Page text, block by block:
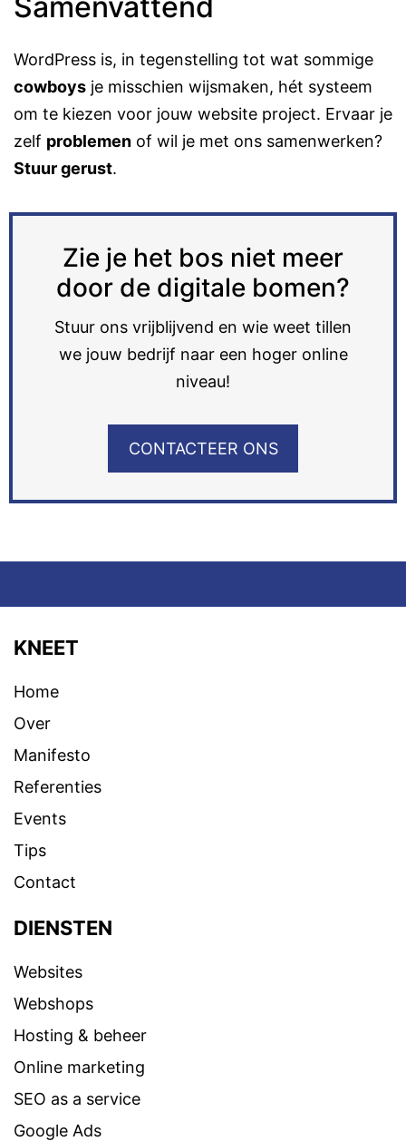
Samenvattend
WordPress is, in tegenstelling tot wat sommige
cowboys je misschien wijsmaken, hét systeem
om te kiezen voor jouw website project. Ervaar je
zelf problemen of wil je met ons samenwerken?
Stuur gerust.
Zie je het bos niet meer
door de digitale bomen?
Stuur ons vrijblijvend en wie weet tillen
we jouw bedrijf naar een hoger online
niveau!
CONTACTEER ONS
KNEET
Home
Over
Manifesto
Referenties
Events
Tips
Contact
DIENSTEN
Websites
Webshops
Hosting & beheer
Online marketing
SEO as a service
Google Ads